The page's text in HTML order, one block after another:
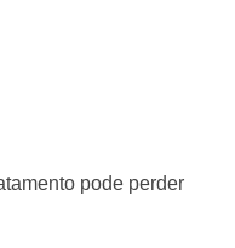
pode perder